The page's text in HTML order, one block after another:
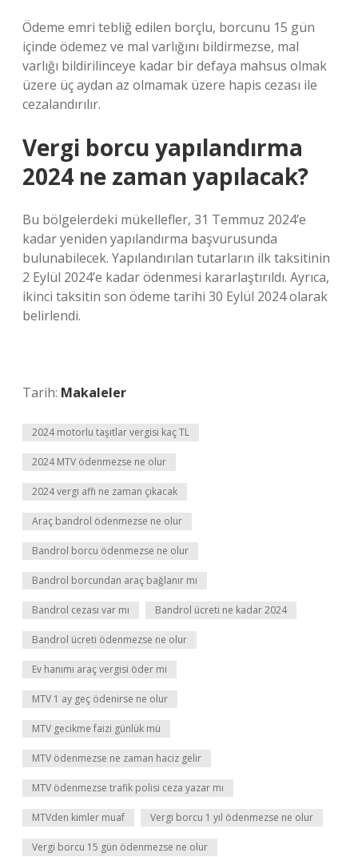
Ödeme emri tebliğ edilen borçlu, borcunu 15 gün
içinde ödemez ve mal varlığını bildirmezse, mal
varlığı bildirilinceye kadar bir defaya mahsus olmak
üzere üç aydan az olmamak üzere hapis cezası ile
cezalandırılır.
Vergi borcu yapılandırma
2024 ne zaman yapılacak?
Bu bölgelerdeki mükellefler, 31 Temmuz 2024’e
kadar yeniden yapılandırma başvurusunda
bulunabilecek. Yapılandırılan tutarların ilk taksitinin
2 Eylül 2024’e kadar ödenmesi kararlaştırıldı. Ayrıca,
ikinci taksitin son ödeme tarihi 30 Eylül 2024 olarak
belirlendi.
Tarih: Makaleler
2024 motorlu taşıtlar vergisi kaç TL
2024 MTV ödenmezse ne olur
2024 vergi affı ne zaman çıkacak
Araç bandrol ödenmezse ne olur
Bandrol borcu ödenmezse ne olur
Bandrol borcundan araç bağlanır mı
Bandrol cezası var mı Bandrol ücreti ne kadar 2024
Bandrol ücreti ödenmezse ne olur
Ev hanımı araç vergisi öder mi
MTV 1 ay geç ödenirse ne olur
MTV gecikme faizi günlük mü
MTV ödenmezse ne zaman haciz gelir
MTV ödenmezse trafik polisi ceza yazar mı
MTVden kimler muaf Vergi borcu 1 yıl ödenmezse ne olur
Vergi borcu 15 gün ödenmezse ne olur